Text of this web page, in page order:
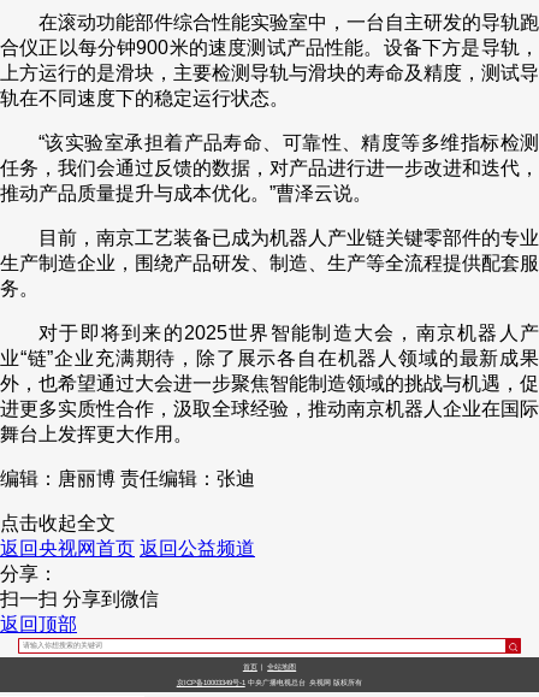
在滚动功能部件综合性能实验室中，一台自主研发的导轨跑
合仪正以每分钟900米的速度测试产品性能。设备下方是导轨，
上方运行的是滑块，主要检测导轨与滑块的寿命及精度，测试导
轨在不同速度下的稳定运行状态。
“该实验室承担着产品寿命、可靠性、精度等多维指标检测
任务，我们会通过反馈的数据，对产品进行进一步改进和迭代，
推动产品质量提升与成本优化。”曹泽云说。
目前，南京工艺装备已成为机器人产业链关键零部件的专业
生产制造企业，围绕产品研发、制造、生产等全流程提供配套服
务。
对于即将到来的2025世界智能制造大会，南京机器人产
业“链”企业充满期待，除了展示各自在机器人领域的最新成果
外，也希望通过大会进一步聚焦智能制造领域的挑战与机遇，促
进更多实质性合作，汲取全球经验，推动南京机器人企业在国际
舞台上发挥更大作用。
编辑：唐丽博 责任编辑：张迪
点击收起全文
返回央视网首页 返回公益频道
分享：
扫一扫 分享到微信
返回顶部
首页 全站地图
京ICP备10003349号-1 中央广播电视总台 央视网 版权所有